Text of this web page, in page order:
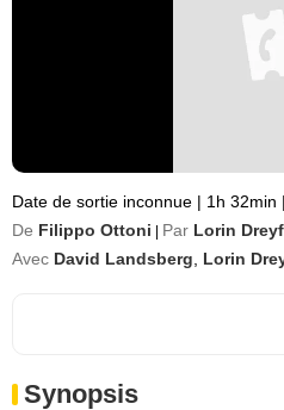
Date de sortie inconnue | 1h 32min |
De Filippo Ottoni Par Lorin
Avec David Landsberg Lorin
Synopsis